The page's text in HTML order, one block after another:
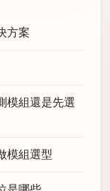
方案
模組還是先選
模組選型